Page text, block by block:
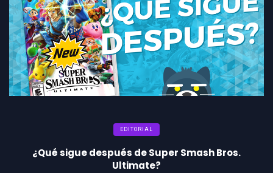
EDITORIAL
¿Qué sigue después de Super Smash Bros.
Ultimate?